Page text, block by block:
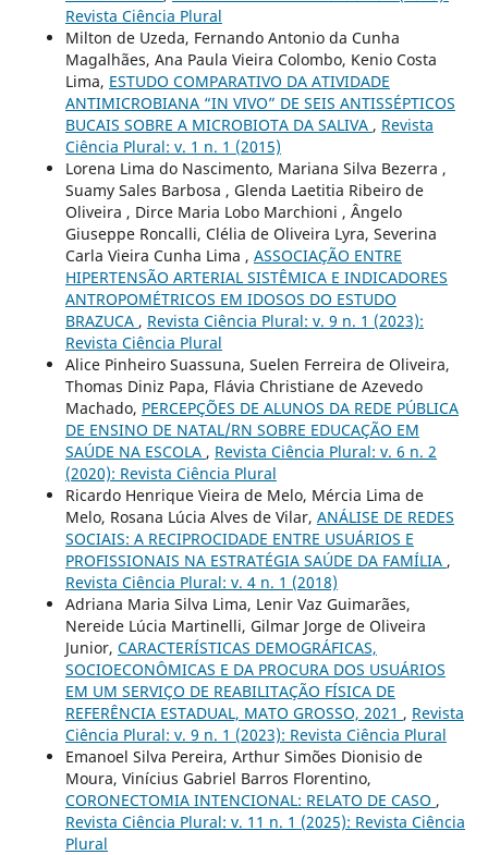
Revista Ciência Plural
Milton de Uzeda, Fernando Antonio da Cunha
Magalhães, Ana Paula Vieira Colombo, Kenio Costa
Lima, ESTUDO COMPARATIVO DA ATIVIDADE
ANTIMICROBIANA “IN VIVO” DE SEIS ANTISSÉPTICOS
BUCAIS SOBRE A MICROBIOTA DA SALIVA , Revista
Ciência Plural: v. 1 n. 1 (2015)
Lorena Lima do Nascimento, Mariana Silva Bezerra ,
Suamy Sales Barbosa , Glenda Laetitia Ribeiro de
Oliveira , Dirce Maria Lobo Marchioni , Ângelo
Giuseppe Roncalli, Clélia de Oliveira Lyra, Severina
Carla Vieira Cunha Lima , ASSOCIAÇÃO ENTRE
HIPERTENSÃO ARTERIAL SISTÊMICA E INDICADORES
ANTROPOMÉTRICOS EM IDOSOS DO ESTUDO
BRAZUCA , Revista Ciência Plural: v. 9 n. 1 (2023):
Revista Ciência Plural
Alice Pinheiro Suassuna, Suelen Ferreira de Oliveira,
Thomas Diniz Papa, Flávia Christiane de Azevedo
Machado, PERCEPÇÕES DE ALUNOS DA REDE PÚBLICA
DE ENSINO DE NATAL/RN SOBRE EDUCAÇÃO EM
SAÚDE NA ESCOLA , Revista Ciência Plural: v. 6 n. 2
(2020): Revista Ciência Plural
Ricardo Henrique Vieira de Melo, Mércia Lima de
Melo, Rosana Lúcia Alves de Vilar, ANÁLISE DE REDES
SOCIAIS: A RECIPROCIDADE ENTRE USUÁRIOS E
PROFISSIONAIS NA ESTRATÉGIA SAÚDE DA FAMÍLIA ,
Revista Ciência Plural: v. 4 n. 1 (2018)
Adriana Maria Silva Lima, Lenir Vaz Guimarães,
Nereide Lúcia Martinelli, Gilmar Jorge de Oliveira
Junior, CARACTERÍSTICAS DEMOGRÁFICAS,
SOCIOECONÔMICAS E DA PROCURA DOS USUÁRIOS
EM UM SERVIÇO DE REABILITAÇÃO FÍSICA DE
REFERÊNCIA ESTADUAL, MATO GROSSO, 2021 , Revista
Ciência Plural: v. 9 n. 1 (2023): Revista Ciência Plural
Emanoel Silva Pereira, Arthur Simões Dionisio de
Moura, Vinícius Gabriel Barros Florentino,
CORONECTOMIA INTENCIONAL: RELATO DE CASO ,
Revista Ciência Plural: v. 11 n. 1 (2025): Revista Ciência
Plural